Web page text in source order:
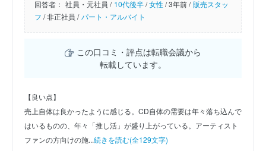
回答者： 社員・元社員 / 10代後半/女性/3年前 / 販売スタッ
フ /非正社員 / パート・アルバイト
この口コミ・評点は転職会議から
転載しています。
【良い点】
売上自体は良かったように感じる。CD自体の需要は年々落ち込んで
はいるものの、年々「推し活」が盛り上がっている。アーティスト
ファンの方向けの施...続きを読む(全129文字)